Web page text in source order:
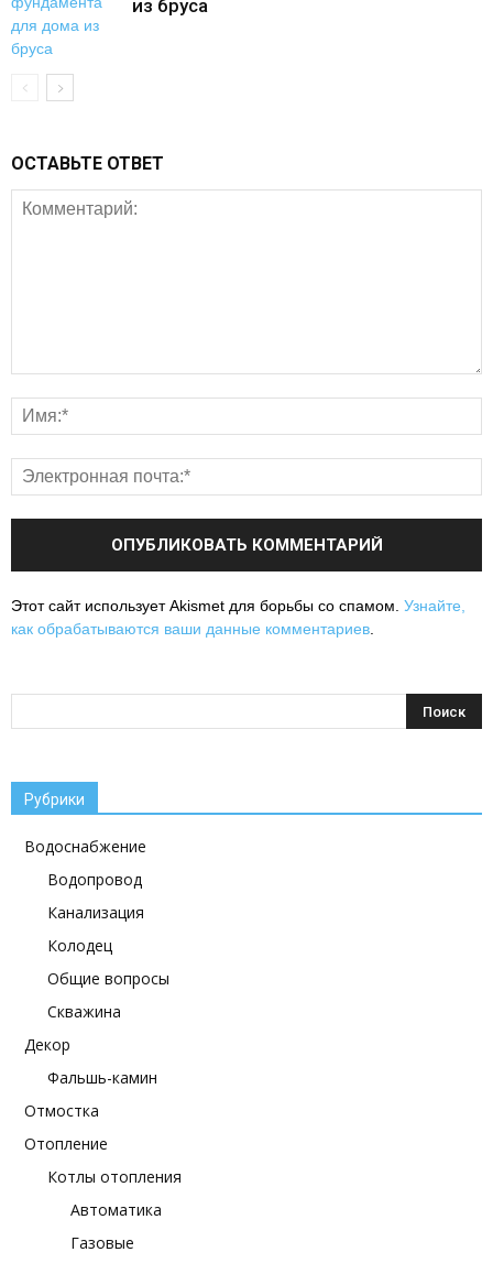
из бруса
ОСТАВЬТЕ ОТВЕТ
Этот сайт использует Akismet для борьбы со спамом. Узнайте,
как обрабатываются ваши данные комментариев
Рубрики
Водоснабжение
Водопровод
Канализация
Колодец
Общие вопросы
Скважина
Декор
Фальшь-камин
Отмостка
Отопление
Котлы отопления
Автоматика
Газовые